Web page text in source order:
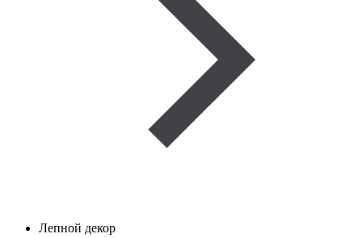
Лепной декор